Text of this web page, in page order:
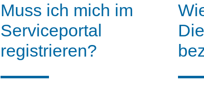
Muss ich mich im
Serviceportal
registrieren?